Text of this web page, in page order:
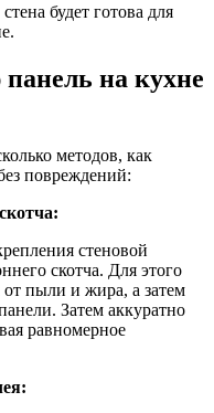
будет готова для
на кухне
методов, как
повреждений:
стеновой
скотча. Для этого
пыли и жира, а затем
Затем аккуратно
равномерное